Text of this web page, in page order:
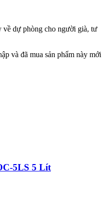
về dự phòng cho người già, tư
và đã mua sản phẩm này mới
5LS 5 Lít